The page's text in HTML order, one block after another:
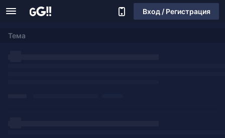
Вход / Регистрация
Тема